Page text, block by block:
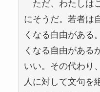
ただ、わたしは
にそうだ。若者は
くなる自由がある
くなる自由がある
いい。その代わり
人に対して文句を